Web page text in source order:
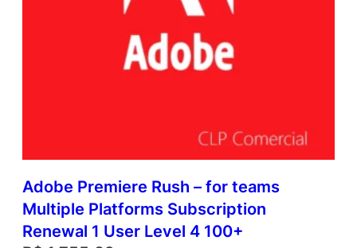
Adobe Premiere Rush – for teams
Multiple Platforms Subscription
Renewal 1 User Level 4 100+